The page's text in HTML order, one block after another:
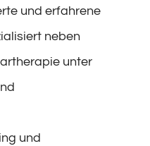
und erfahrene
neben
unter
und